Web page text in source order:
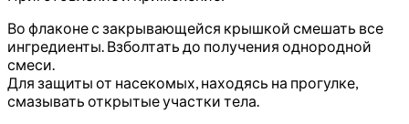
Во флаконе с закрывающейся крышкой смешать все
ингредиенты. Взболтать до получения однородной
смеси.
Для защиты от насекомых, находясь на прогулке,
смазывать открытые участки тела.